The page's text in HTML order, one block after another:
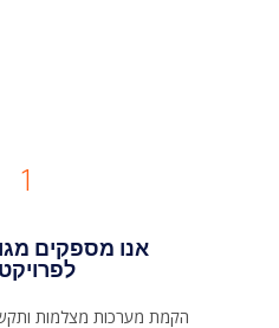
1
אנו מספקים